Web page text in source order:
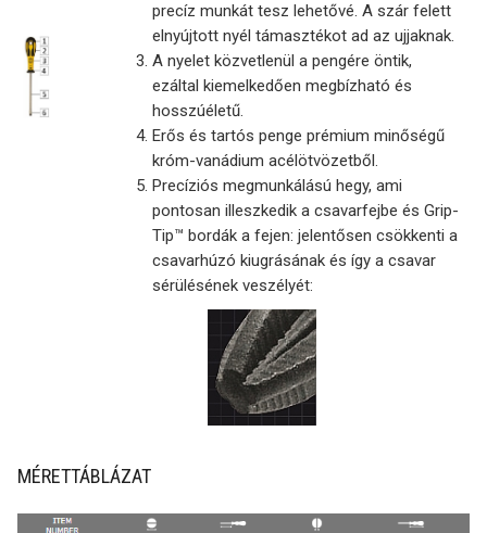
precíz munkát tesz lehetővé. A szár felett
elnyújtott nyél támasztékot ad az ujjaknak.
A nyelet közvetlenül a pengére öntik,
ezáltal kiemelkedően megbízható és
hosszúéletű.
Erős és tartós penge prémium minőségű
króm-vanádium acélötvözetből.
Precíziós megmunkálású hegy, ami
pontosan illeszkedik a csavarfejbe és Grip-
Tip™ bordák a fejen: jelentősen csökkenti a
csavarhúzó kiugrásának és így a csavar
sérülésének veszélyét:
MÉRETTÁBLÁZAT